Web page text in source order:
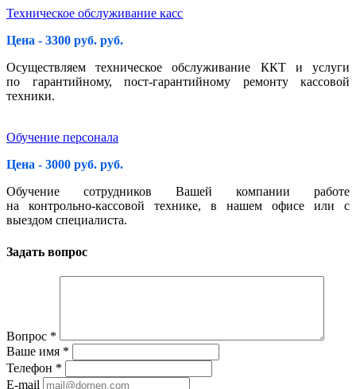
Техническое обслуживание касс
Цена - 3300 руб. руб.
Осуществляем техническое обслуживание ККТ и услуги
по гарантийному, пост-гарантийному ремонту кассовой
техники.
Обучение персонала
Цена - 3000 руб. руб.
Обучение сотрудников Вашей компании работе
на контрольно-кассовой технике, в нашем офисе или с
выездом специалиста.
Задать вопрос
Вопрос *
Ваше имя *
Телефон *
E-mail